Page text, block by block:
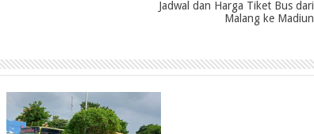
Jadwal dan Harga Tiket Bus dari
Malang ke Madiun